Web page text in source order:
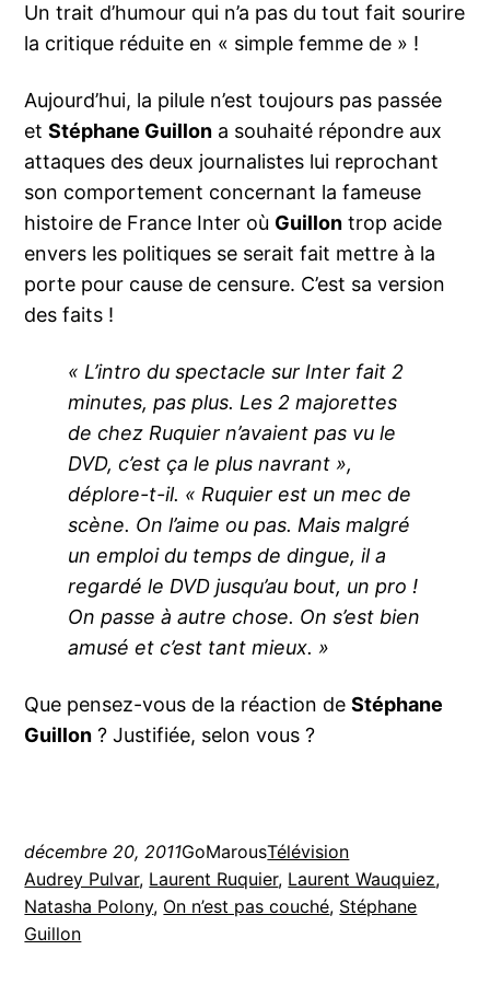
Un trait d’humour qui n’a pas du tout fait sourire
la critique réduite en « simple femme de » !
Aujourd’hui, la pilule n’est toujours pas passée
etStéphane Guillon a souhaité répondre aux
attaques des deux journalistes lui reprochant
son comportement concernant la fameuse
histoire de France Inter où Guillon trop acide
envers les politiques se serait fait mettre à la
porte pour cause de censure. C’est sa version
des faits !
« L’intro du spectacle sur Inter fait 2
minutes, pas plus. Les 2 majorettes
de chez Ruquier n’avaient pas vu le
DVD, c’est ça le plus navrant »,
déplore-t-il. « Ruquier est un mec de
scène. On l’aime ou pas. Mais malgré
un emploi du temps de dingue, il a
regardé le DVD jusqu’au bout, un pro !
On passe à autre chose. On s’est bien
amusé et c’est tant mieux. »
Que pensez-vous de la réaction deStéphane
Guillon ? Justifiée, selon vous ?
décembre 20, 2011GoMarousTélévision
Audrey Pulvar, Laurent Ruquier, Laurent Wauquiez
Natasha Polony, On n’est pas couché, Stéphane
Guillon